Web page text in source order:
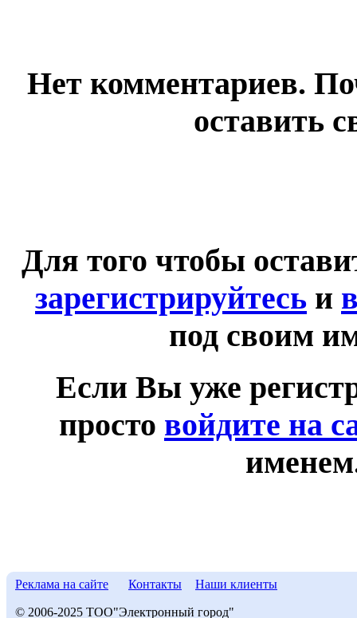
Нет комментариев.
оставить
Для того чтобы
зарегистрируйтесь и
под своим
Если Вы уже
просто войдите на
Реклама на сайте Контакты Наши клиенты
© 2006-2025 ТОО"Электронный город"